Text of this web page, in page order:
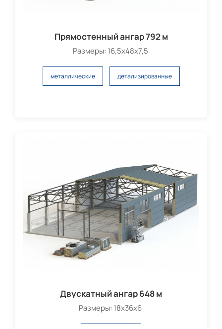
Прямостенный ангар 792 м
Размеры: 16,5х48х7,5
металлические детализированные
Двускатный ангар 648 м
Размеры: 18х36х6